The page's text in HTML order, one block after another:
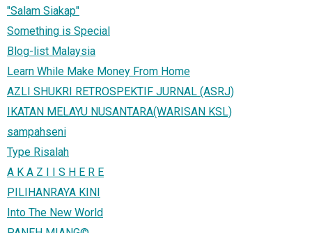
"Salam Siakap"
Something is Special
Blog-list Malaysia
Learn While Make Money From Home
AZLI SHUKRI RETROSPEKTIF JURNAL (ASRJ)
IKATAN MELAYU NUSANTARA(WARISAN KSL)
sampahseni
Type Risalah
A K A Z I I S H E R E
PILIHANRAYA KINI
Into The New World